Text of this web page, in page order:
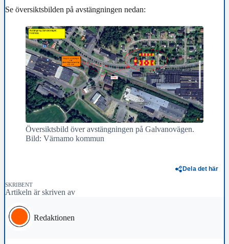
Se översiktsbilden på avstängningen nedan:
Översiktsbild över avstängningen på Galvanovägen.
Bild: Värnamo kommun
Dela det här
SKRIBENT
Artikeln är skriven av
Redaktionen